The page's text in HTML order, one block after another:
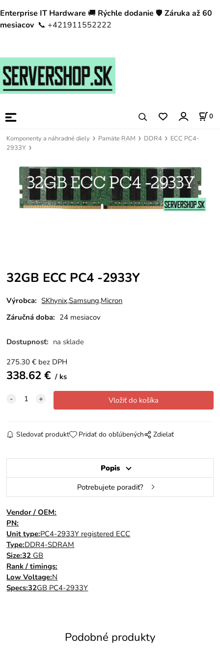
Enterprise IT Hardware 🚚 Rýchle dodanie 🛡️ Záruka až 60
mesiacov 📞 +421911552222
0
Komponenty a náhradné diely Pamäte RAM DDR4
ECC PC4-
2933Y
32GB ECC PC4 -2933Y
Výrobca: SKhynix,Samsung,Micron
Záručná doba: 24 mesiacov
Dostupnosť: na sklade
275.30 € bez DPH
338.62€ ks
Sledovať produkt Pridať do obľúbených Zdielať
Popis
Potrebujete poradiť?
Vendor / OEM:
PN:
Unit type:PC4-2933Y registered ECC
Type:DDR4-SDRAM
Size:32 GB
Rank / timings:
Low Voltage:N
Specs:32GB PC4-2933Y
Podobné produkty